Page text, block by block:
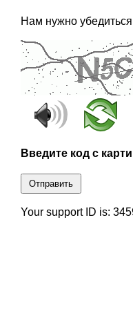
Нам нужно
Введите код с
Отправить
Your support ID is: